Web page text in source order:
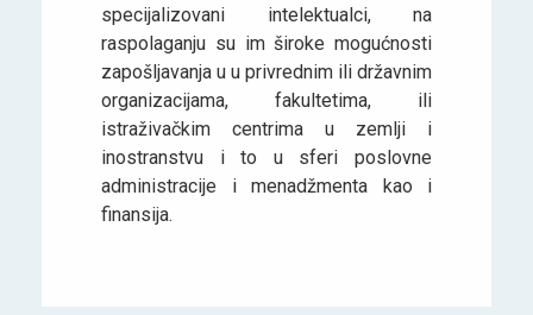
specijalizovani intelektualci, na
raspolaganju su im široke mogućnosti
zapošljavanja u u privrednim ili državnim
organizacijama, fakultetima, ili
istraživačkim centrima u zemlji i
inostranstvu i to u sferi poslovne
administracije i menadžmenta kao i
finansija.